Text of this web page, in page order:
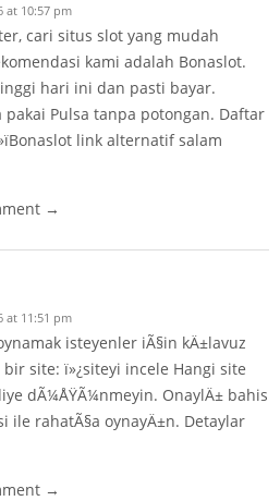
at 10:57 pm
cari situs slot yang mudah
kami adalah Bonaslot.
hari ini dan pasti bayar.
pakai Pulsa tanpa potongan. Daftar
Bonaslot link alternatifsalam
→
at 11:51 pm
isteyenler iÃ§in kÄ±lavuz
site: ï»¿siteyi incele Hangi site
dÃ¼ÅŸÃ¼nmeyin. OnaylÄ± bahis
ile rahatÃ§a oynayÄ±n. Detaylar
→